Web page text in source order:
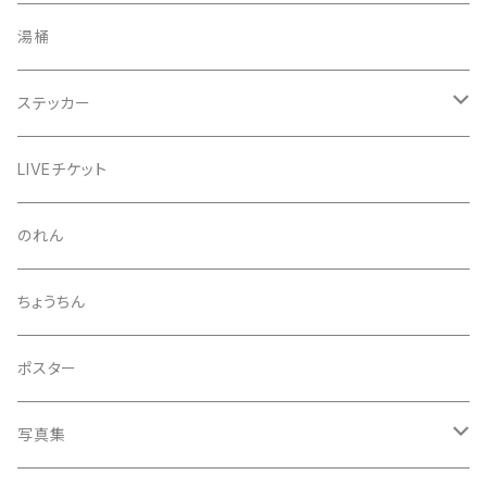
きんちゃく
マッチ
くつ下
お礼ボイス
アクリルスタンド
灰皿
24節気少年
芒種風景
夏至風景
白露
生写真
プロマイド（マルベル堂）
湯桶
ステッカー
24節気少年
毅然湯
スガヌマンチョコシール
A HARD DAY'S NIGHT
with the suganuma's
LIVEチケット
のれん
ちょうちん
ポスター
写真集